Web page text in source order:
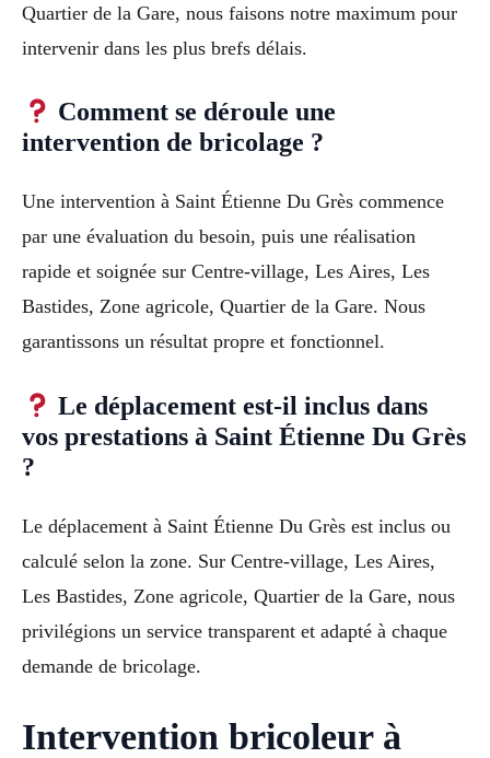
Quartier de la Gare, nous faisons notre maximum pour
intervenir dans les plus brefs délais.
Comment se déroule une
intervention de bricolage ?
Une intervention à Saint Étienne Du Grès commence
par une évaluation du besoin, puis une réalisation
rapide et soignée sur Centre-village, Les Aires, Les
Bastides, Zone agricole, Quartier de la Gare. Nous
garantissons un résultat propre et fonctionnel.
Le déplacement est-il inclus dans
vos prestations à Saint Étienne Du Grès
?
Le déplacement à Saint Étienne Du Grès est inclus ou
calculé selon la zone. Sur Centre-village, Les Aires,
Les Bastides, Zone agricole, Quartier de la Gare, nous
privilégions un service transparent et adapté à chaque
demande de bricolage.
Intervention bricoleur à